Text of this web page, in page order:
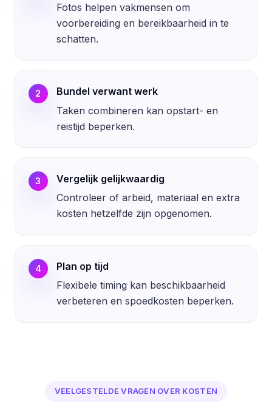
Fotos helpen vakmensen om
voorbereiding en bereikbaarheid in te
schatten.
2
Bundel verwant werk
Taken combineren kan opstart- en
reistijd beperken.
3
Vergelijk gelijkwaardig
Controleer of arbeid, materiaal en extra
kosten hetzelfde zijn opgenomen.
4
Plan op tijd
Flexibele timing kan beschikbaarheid
verbeteren en spoedkosten beperken.
VEELGESTELDE VRAGEN OVER KOSTEN